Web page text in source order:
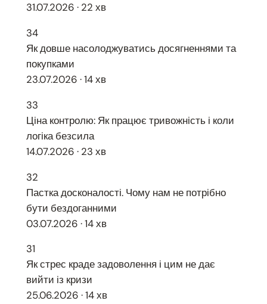
31.07.2026 · 22 хв
34
Як довше насолоджуватись досягненнями та
покупками
23.07.2026 · 14 хв
33
Ціна контролю: Як працює тривожність і коли
логіка безсила
14.07.2026 · 23 хв
32
Пастка досконалості. Чому нам не потрібно
бути бездоганними
03.07.2026 · 14 хв
31
Як стрес краде задоволення і цим не дає
вийти із кризи
25.06.2026 · 14 хв